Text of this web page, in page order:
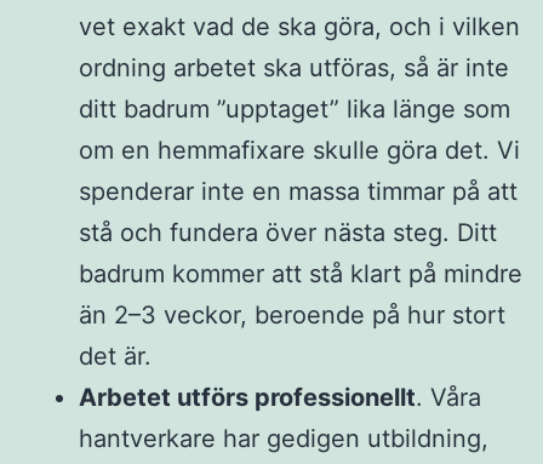
vet exakt vad de ska göra, och i vilken
ordning arbetet ska utföras, så är inte
ditt badrum ”upptaget” lika länge som
om en hemmafixare skulle göra det. Vi
spenderar inte en massa timmar på att
stå och fundera över nästa steg. Ditt
badrum kommer att stå klart på mindre
än 2–3 veckor, beroende på hur stort
det är.
Arbetet utförs professionellt. Våra
hantverkare har gedigen utbildning,